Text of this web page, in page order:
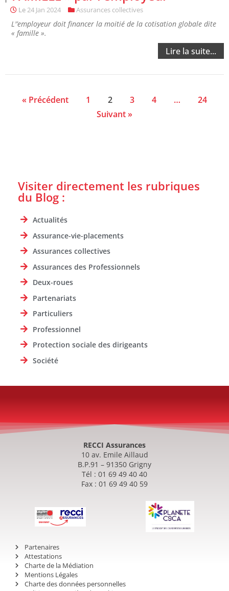
Le24 Jan 2024 Assurances collectives
L'’employeur doit financer la moitié de la cotisation globale dite
« famille ».
Lire la suite...
« Précédent 1 2 3 4 …
24
Suivant »
Visiter directement les rubriques
du Blog :
Actualités
Assurance-vie-placements
Assurances collectives
Assurances des Professionnels
Deux-roues
Partenariats
Particuliers
Professionnel
Protection sociale des dirigeants
Société
RECCI Assurances
10 av. Emile Aillaud
B.P.91 – 91350 Grigny
Tél : 01 69 49 40 40
Fax : 01 69 49 40 59
Partenaires
Attestations
Charte de la Médiation
Mentions Légales
Charte des données personnelles